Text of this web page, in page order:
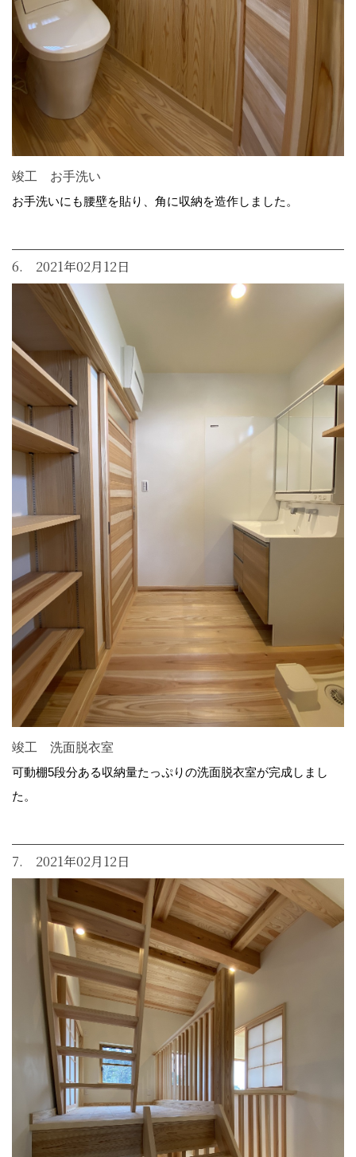
竣工 お手洗い
お手洗いにも腰壁を貼り、角に収納を造作しました。
6. 2021年02月12日
竣工 洗面脱衣室
可動棚5段分ある収納量たっぷりの洗面脱衣室が完成しまし
た。
7. 2021年02月12日